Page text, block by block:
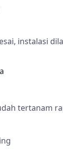
instalasi
tertanam